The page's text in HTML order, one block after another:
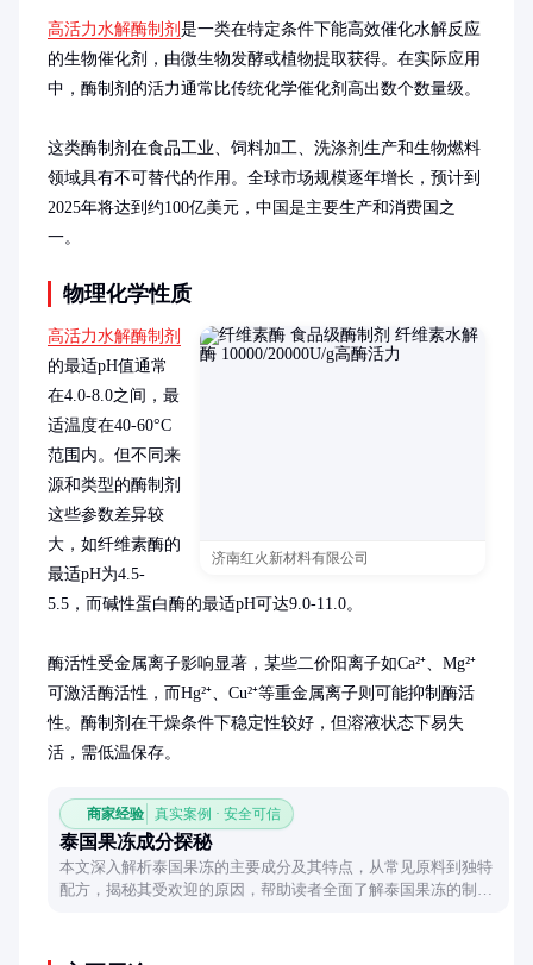
高活力水解酶制剂 是一类在特定条件下能高效催化水解反应
的生物催化剂，由微生物发酵或植物提取获得。在实际应用
中，酶制剂的活力通常比传统化学催化剂高出数个数量级。
这类酶制剂在食品工业、饲料加工、洗涤剂生产和生物燃料
领域具有不可替代的作用。全球市场规模逐年增长，预计到
2025年将达到约100亿美元，中国是主要生产和消费国之
一。
物理化学性质
济南红火新材料有限公司
高活力水解酶制剂
的最适pH值通常
在4.0-8.0之间，最
适温度在40-60°C
范围内。但不同来
源和类型的酶制剂
这些参数差异较
大，如纤维素酶的
最适pH为4.5-
5.5，而碱性蛋白酶的最适pH可达9.0-11.0。
酶活性受金属离子影响显著，某些二价阳离子如Ca²⁺、Mg²⁺
可激活酶活性，而Hg²⁺、Cu²⁺等重金属离子则可能抑制酶活
性。酶制剂在干燥条件下稳定性较好，但溶液状态下易失
活，需低温保存。
商家经验 真实案例 · 安全可信
泰国果冻成分探秘
本文深入解析泰国果冻的主要成分及其特点，从常见原料到独特
配方，揭秘其受欢迎的原因，帮助读者全面了解泰国果冻的制作